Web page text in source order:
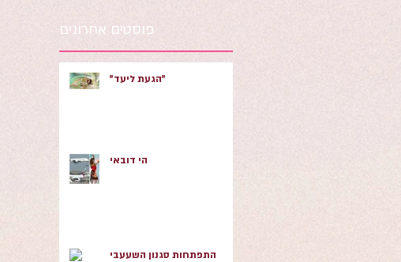
פוסטים אחרונים
"הגעת ליעד"
הי דובאי
התפתחות סגנון השעעבי